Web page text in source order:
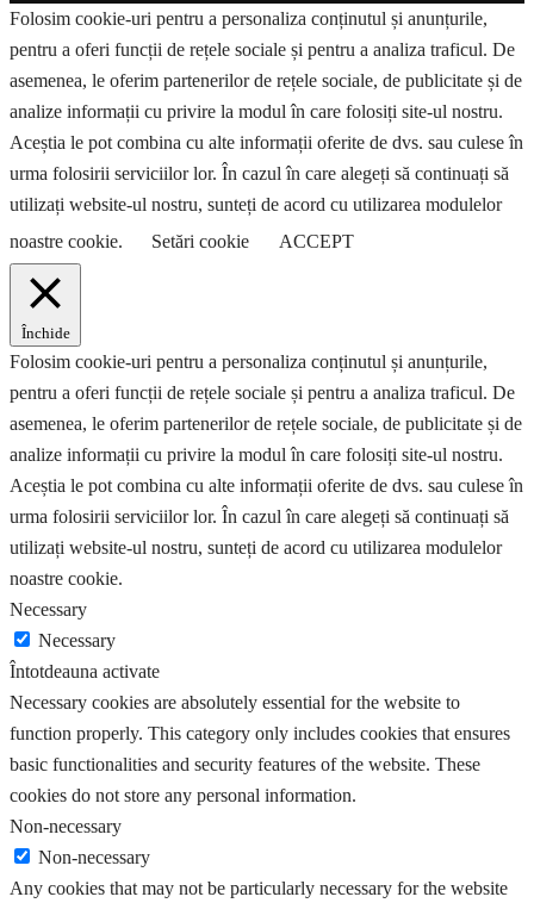
Folosim cookie-uri pentru a personaliza conținutul și anunțurile,
pentru a oferi funcții de rețele sociale și pentru a analiza traficul. De
asemenea, le oferim partenerilor de rețele sociale, de publicitate și de
analize informații cu privire la modul în care folosiți site-ul nostru.
Aceștia le pot combina cu alte informații oferite de dvs. sau culese în
urma folosirii serviciilor lor. În cazul în care alegeți să continuați să
utilizați website-ul nostru, sunteți de acord cu utilizarea modulelor
noastre cookie.
Setări cookie ACCEPT
Închide
Folosim cookie-uri pentru a personaliza conținutul și anunțurile,
pentru a oferi funcții de rețele sociale și pentru a analiza traficul. De
asemenea, le oferim partenerilor de rețele sociale, de publicitate și de
analize informații cu privire la modul în care folosiți site-ul nostru.
Aceștia le pot combina cu alte informații oferite de dvs. sau culese în
urma folosirii serviciilor lor. În cazul în care alegeți să continuați să
utilizați website-ul nostru, sunteți de acord cu utilizarea modulelor
noastre cookie.
Necessary
Necessary
Întotdeauna activate
Necessary cookies are absolutely essential for the website to
function properly. This category only includes cookies that ensures
basic functionalities and security features of the website. These
cookies do not store any personal information.
Non-necessary
Non-necessary
Any cookies that may not be particularly necessary for the website